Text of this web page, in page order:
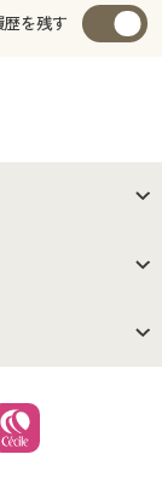
歴を残す